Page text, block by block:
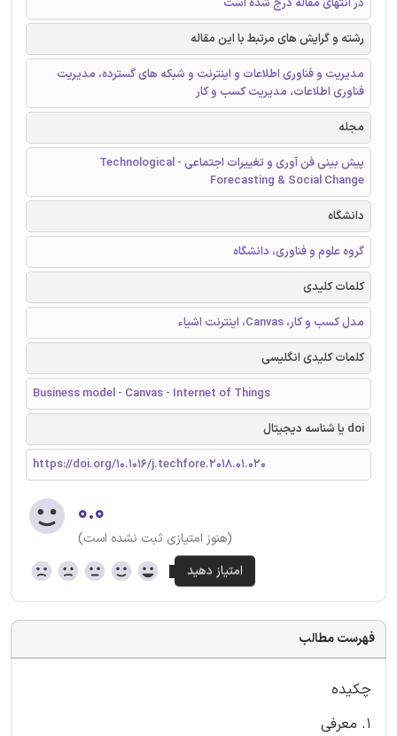
رشته و گرایش های مرتبط با این مقاله
مدیریت و فناوری اطلاعات و اینترنت و شبکه های گسترده، مدیریت
فناوری اطلاعات، مدیریت کسب و کار
مجله
پیش بینی فن آوری و تغییرات اجتماعی - Technological
Forecasting & Social Change
دانشگاه
گروه علوم و فناوری، دانشگاه
کلمات کلیدی
مدل کسب و کار، Canvas، اینترنت اشیاء
کلمات کلیدی انگلیسی
Business model - Canvas - Internet of Things
doi یا شناسه دیجیتال
https://doi.org/10.1016/j.techfore.2018.01.020
۰.۰
(هنوز امتیازی ثبت نشده است)
فهرست مطالب
چکیده
1. معرفی